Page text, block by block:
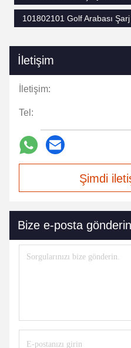
101802101 Golf Arabası Şarj
İletişim
İletişim:
Tel:
Şimdi
Bize e-posta